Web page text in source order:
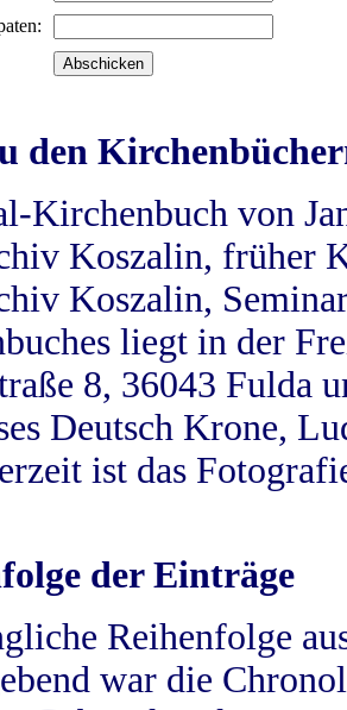
den
Kirchenbuch von
Koszalin, früher
Koszalin,
liegt in der
8, 36043 Fulda
Deutsch Krone,
ist das
der Einträge
Reihenfolge
war die